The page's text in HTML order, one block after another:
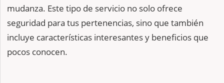
mudanza. Este tipo de servicio no solo ofrece
seguridad para tus pertenencias, sino que también
incluye características interesantes y beneficios que
pocos conocen.